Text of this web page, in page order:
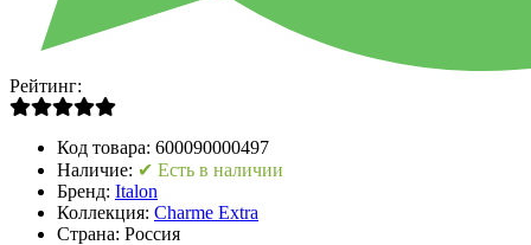
Рейтинг:
Код товара: 600090000497
Наличие: ✔ Есть в наличии
Бренд: Italon
Коллекция: Charme Extra
Страна: Россия